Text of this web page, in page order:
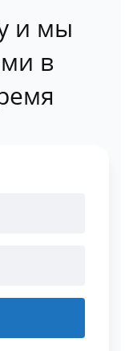
и мы
в